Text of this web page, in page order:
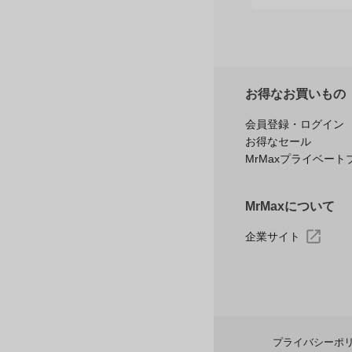
お得なお買いもの
会員登録・ログイン
お得なセール
MrMaxプライベート
MrMaxについて
企業サイト
プライバシーポ